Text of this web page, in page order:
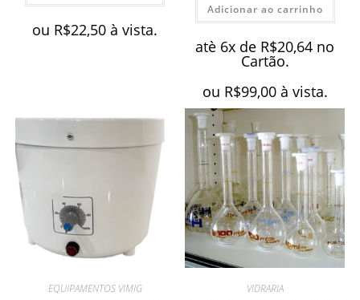
ou R$22,50 à vista.
Adicionar ao carrinho
atè 6x de R$20,64 no
Cartão.
ou R$99,00 à vista.
EQUIPAMENTOS VIMIG VIDRARIA